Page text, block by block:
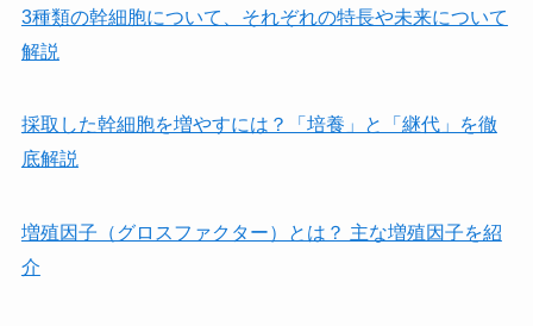
3種類の幹細胞について、それぞれの特長や未来について
解説
採取した幹細胞を増やすには？「培養」と「継代」を徹
底解説
増殖因子（グロスファクター）とは？ 主な増殖因子を紹
介